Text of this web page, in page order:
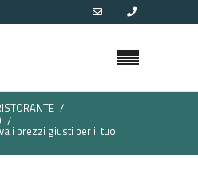
i prezzi giusti per il tuo